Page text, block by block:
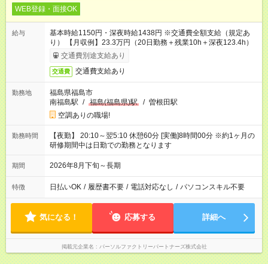
WEB登録・面接OK
給与
基本時給1150円・深夜時給1438円 ※交通費全額支給（規定あ
り） 【月収例】23.3万円（20日勤務＋残業10h＋深夜123.4h）
交通費別途支給あり
交通費 交通費支給あり
勤務地
福島県福島市
南福島駅 / 福島(福島県)駅 / 曽根田駅
空調ありの職場!
勤務時間
【夜勤】 20:10～翌5:10 休憩60分 [実働]8時間00分 ※約1ヶ月の
研修期間中は日勤での勤務となります
期間 2026年8月下旬～長期
特徴 日払いOK / 履歴書不要 / 電話対応なし / パソコンスキル不要
気になる！ 応募する 詳細へ
掲載元企業名 パーソルファクトリーパートナーズ株式会社